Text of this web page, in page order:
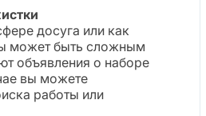
досуга или как
может быть сложным
объявления о наборе
вы можете
работы или